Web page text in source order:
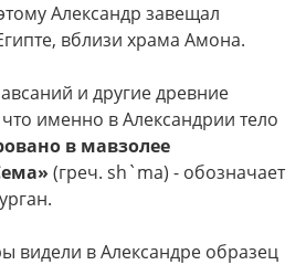
Александр завещал
вблизи храма Амона.
и другие древние
именно в Александрии тело
в мавзолее
(греч. sh`ma) - обозначает
видели в Александре образец